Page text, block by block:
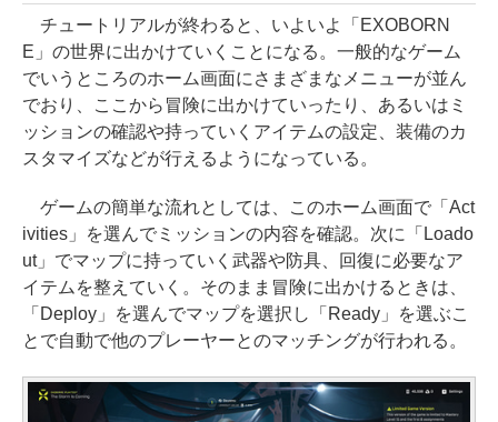
チュートリアルが終わると、いよいよ「EXOBORN
E」の世界に出かけていくことになる。一般的なゲーム
でいうところのホーム画面にさまざまなメニューが並ん
でおり、ここから冒険に出かけていったり、あるいはミ
ッションの確認や持っていくアイテムの設定、装備のカ
スタマイズなどが行えるようになっている。
ゲームの簡単な流れとしては、このホーム画面で「Act
ivities」を選んでミッションの内容を確認。次に「Loado
ut」でマップに持っていく武器や防具、回復に必要なア
イテムを整えていく。そのまま冒険に出かけるときは、
「Deploy」を選んでマップを選択し「Ready」を選ぶこ
とで自動で他のプレーヤーとのマッチングが行われる。